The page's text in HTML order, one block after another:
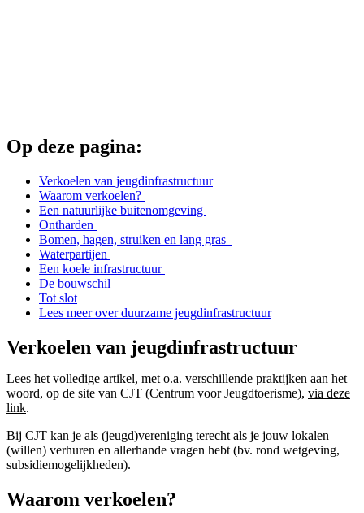
Op deze pagina:
Verkoelen van jeugdinfrastructuur
Waarom verkoelen?
Een natuurlijke buitenomgeving
Ontharden
Bomen, hagen, struiken en lang gras
Waterpartijen
Een koele infrastructuur
De bouwschil
Tot slot
Lees meer over duurzame jeugdinfrastructuur
Verkoelen van jeugdinfrastructuur
Lees het volledige artikel, met o.a. verschillende praktijken aan het
woord, op de site van CJT (Centrum voor Jeugdtoerisme), via deze
link.
Bij CJT kan je als (jeugd)vereniging terecht als je jouw lokalen
(willen) verhuren en allerhande vragen hebt (bv. rond wetgeving,
subsidiemogelijkheden).
Waarom verkoelen?